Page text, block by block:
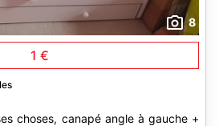
8
1 €
choses, canapé angle à gauche +